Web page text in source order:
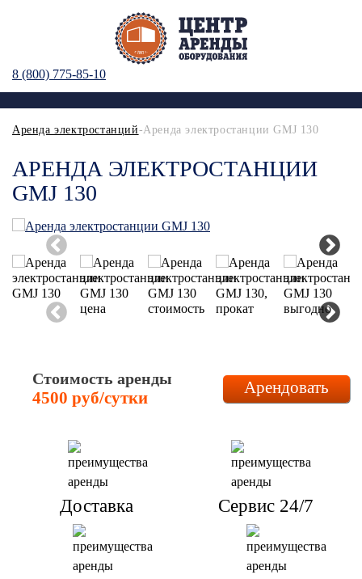
8 (800) 775-85-10
Аренда электростанций-Аренда электростанции GMJ 130
АРЕНДА ЭЛЕКТРОСТАНЦИИ
GMJ 130
Стоимость аренды
4500 руб/сутки
Арендовать
Доставка Сервис 24/7